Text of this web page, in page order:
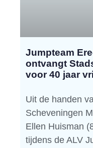
Jumpteam
ontvangt
voor 40 jaar
Uit de handen
Scheveningen
Ellen Huisman
tijdens de ALV